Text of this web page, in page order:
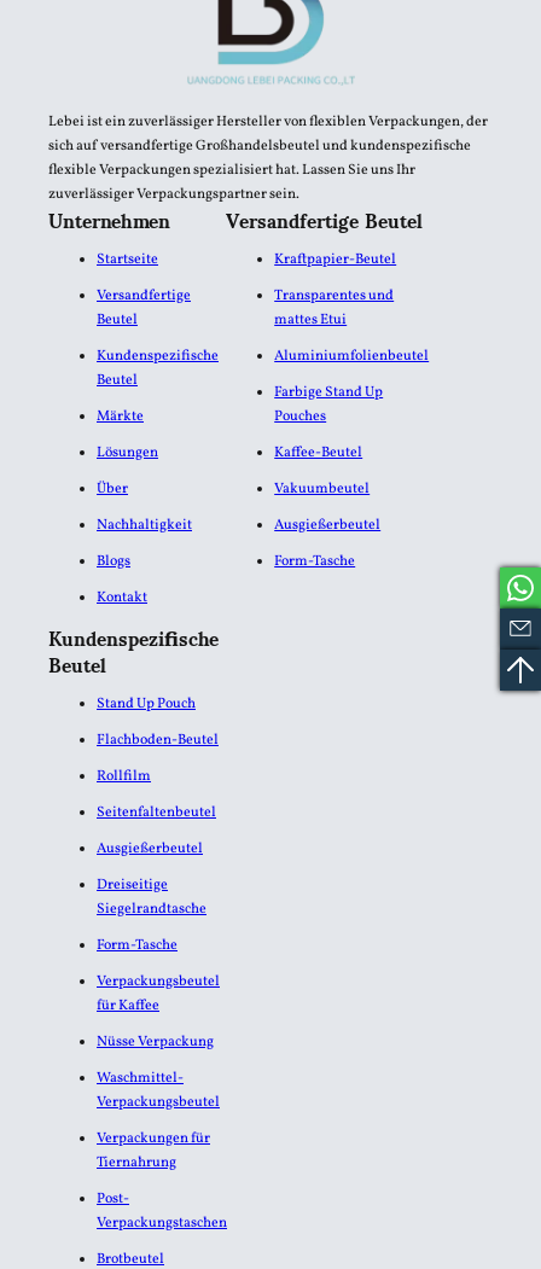
Lebei ist ein zuverlässiger Hersteller von flexiblen Verpackungen, der
sich auf versandfertige Großhandelsbeutel und kundenspezifische
flexible Verpackungen spezialisiert hat. Lassen Sie uns Ihr
zuverlässiger Verpackungspartner sein.
Unternehmen
Startseite
Versandfertige
Beutel
Kundenspezifische
Beutel
Märkte
Lösungen
Über
Nachhaltigkeit
Blogs
Kontakt
Versandfertige Beutel
Kraftpapier-Beutel
Transparentes und
mattes Etui
Aluminiumfolienbeutel​
Farbige Stand Up
Pouches
Kaffee-Beutel
Vakuumbeutel
Ausgießerbeutel
Form-Tasche
Kundenspezifische
Beutel
Stand Up Pouch
Flachboden-Beutel
Rollfilm
Seitenfaltenbeutel
Ausgießerbeutel
Dreiseitige
Siegelrandtasche
Form-Tasche
Verpackungsbeutel
für Kaffee
Nüsse Verpackung
Waschmittel-
Verpackungsbeutel
Verpackungen für
Tiernahrung
Post-
Verpackungstaschen
Brotbeutel